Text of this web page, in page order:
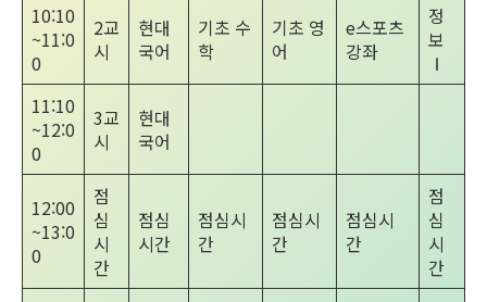
10:10
~11:0
0
2교
시
현대
국어
기초 수
학
기초 영
어
e스포츠
강좌
정
보
Ⅰ
11:10
~12:0
0
3교
시
현대
국어
12:00
~13:0
0
점
심
시
간
점심
시간
점심시
간
점심시
간
점심시
간
점
심
시
간